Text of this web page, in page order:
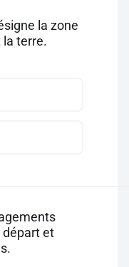
la zone
terre.
et